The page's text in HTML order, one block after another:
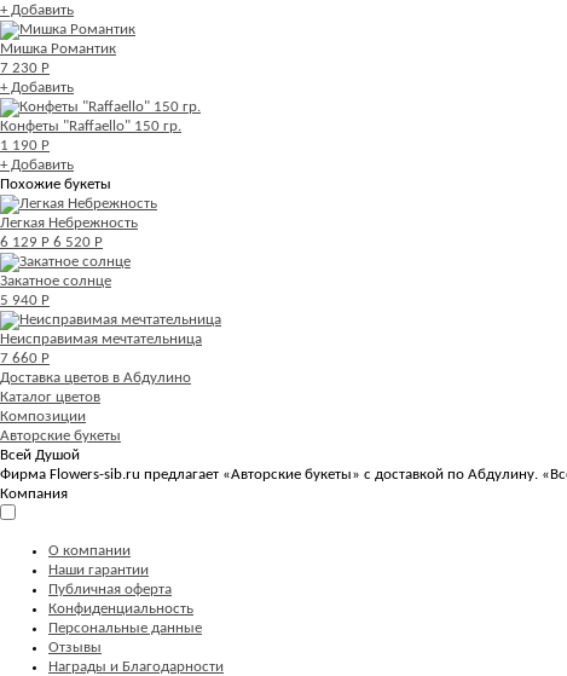
+ Добавить
Мишка Романтик
7 230 Р
+ Добавить
Конфеты "Raffaello" 150 гр.
1 190 Р
+ Добавить
Похожие букеты
Легкая Небрежность
6 129 Р 6 520 Р
Закатное солнце
5 940 Р
Неисправимая мечтательница
7 660 Р
Доставка цветов в Абдулино
Каталог цветов
Композиции
Авторские букеты
Всей Душой
Фирма Flowers-sib.ru предлагает «Авторские букеты» с доставкой по Абдулину.
Компания
О компании
Наши гарантии
Публичная оферта
Конфиденциальность
Персональные данные
Отзывы
Награды и Благодарности